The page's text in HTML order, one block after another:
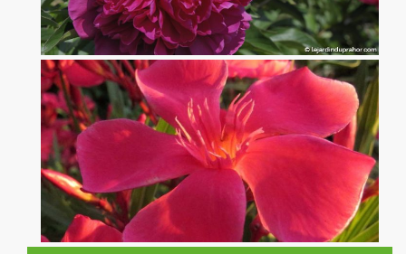
Pivoine Félix Crousse
x
Laurier Rose Papa Gambetta rouge Corail